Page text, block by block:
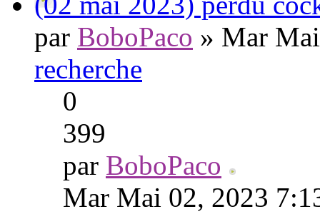
par BoboPaco » Mar
recherche
0
399
par BoboPaco
Mar Mai 02, 2023